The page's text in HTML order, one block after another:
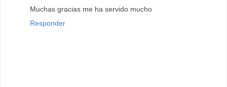
Muchas gracias me ha servido mucho
Responder